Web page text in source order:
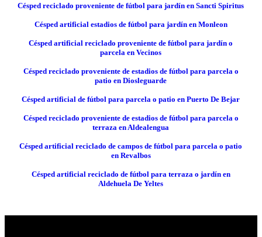
Césped reciclado proveniente de fútbol para jardín en Sancti Spiritus
Césped artificial estadios de fútbol para jardín en Monleon
Césped artificial reciclado proveniente de fútbol para jardín o
parcela en Vecinos
Césped reciclado proveniente de estadios de fútbol para parcela o
patio en Diosleguarde
Césped artificial de fútbol para parcela o patio en Puerto De Bejar
Césped reciclado proveniente de estadios de fútbol para parcela o
terraza en Aldealengua
Césped artificial reciclado de campos de fútbol para parcela o patio
en Revalbos
Césped artificial reciclado de fútbol para terraza o jardín en
Aldehuela De Yeltes